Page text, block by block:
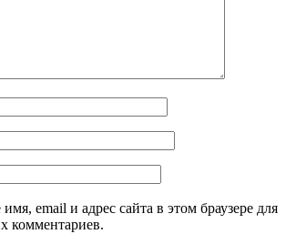
email и адрес сайта в этом браузере для
комментариев.